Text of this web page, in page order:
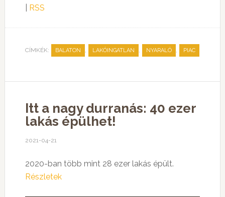
RSS
CÍMKÉK: BALATON , LAKÓINGATLAN , NYARALÓ , PIAC
Itt a nagy durranás: 40 ezer
lakás épülhet!
2021-04-21
2020-ban több mint 28 ezer lakás épült.
Részletek